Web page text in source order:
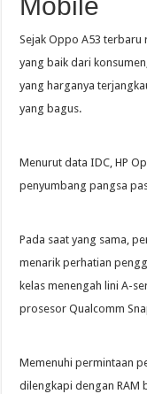
Mobile
Sejak Oppo A53 terbaru
yang baik dari
yang harganya
yang bagus.
Menurut data IDC, HP
penyumbang pangsa
Pada saat yang sama,
menarik perhatian
kelas menengah lini A-
prosesor Qualcomm
Memenuhi permintaan
dilengkapi dengan RAM